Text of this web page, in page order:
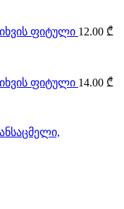
იხვის ფიტული 12.00 ₾
იხვის ფიტული 14.00 ₾